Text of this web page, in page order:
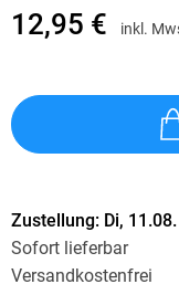
12,95 € inkl.
Zustellung: Di,
Sofort lieferbar
Versandkostenfrei